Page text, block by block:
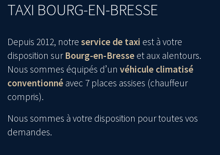
TAXI BOURG-EN-BRESSE
Depuis 2012, notre service de taxi est à votre
disposition sur Bourg-en-Bresse et aux alentours.
Nous sommes équipés d’un véhicule climatisé
conventionné avec 7 places assises (chauffeur
compris).
Nous sommes à votre disposition pour toutes vos
demandes.